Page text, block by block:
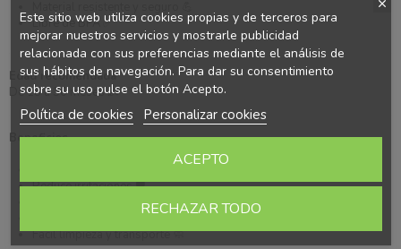
Libre de BPA ✅
Edad recomendada
De 18 a 36 meses 👶
Beneficios
Reduce irritaciones 🛡️
Aporta calma y confort 😌
Favorece el desarrollo oral 🦷
Fácil limpieza y transporte 🧼
Este sitio web utiliza cookies propias y de terceros para
mejorar nuestros servicios y mostrarle publicidad
relacionada con sus preferencias mediante el análisis de
sus hábitos de navegación. Para dar su consentimiento
sobre su uso pulse el botón Acepto.
Política de cookies Personalizar cookies
RECHAZAR TODO
ACEPTO